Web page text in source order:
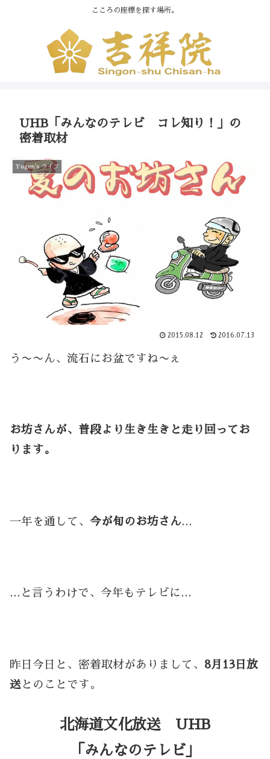
こころの座標を探す場所。
UHB「みんなのテレビ コレ知り！」の
密着取材
Yugen's ライフ
2015.08.12 2016.07.13
う〜〜ん、流石にお盆ですね〜ぇ
お坊さんが、普段より生き生きと走り回ってお
ります。
一年を通して、 今が旬のお坊さん…
…と言うわけで、今年もテレビに…
昨日今日と、密着取材がありまして、 8月13日放
送 とのことです。
北海道文化放送 UHB
「みんなのテレビ」